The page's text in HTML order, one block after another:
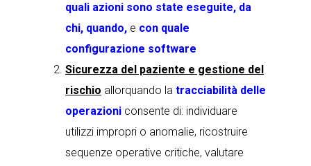
quali azioni sono state eseguite, da
chi, quando, e con quale
configurazione software
Sicurezza del paziente e gestione del
rischio allorquando la tracciabilità delle
operazioni consente di: individuare
utilizzi impropri o anomalie, ricostruire
sequenze operative critiche, valutare